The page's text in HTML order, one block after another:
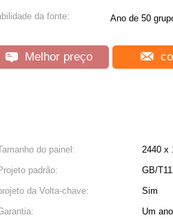
da fonte: Ano de 50
Melhor preço
do painel:
2440 x
padrão:
GB/
da Volta-chave:
Sim
Um ano